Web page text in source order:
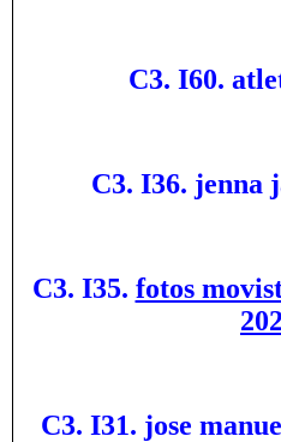
C3. I60.
C3. I36. jenna
C3. I35. fotos
C3. I31. jose